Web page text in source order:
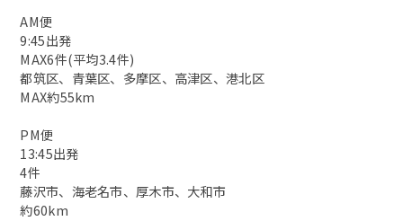
AM便
9:45出発
MAX6件(平均3.4件)
都筑区、青葉区、多摩区、高津区、港北区
MAX約55km
PM便
13:45出発
4件
藤沢市、海老名市、厚木市、大和市
約60km